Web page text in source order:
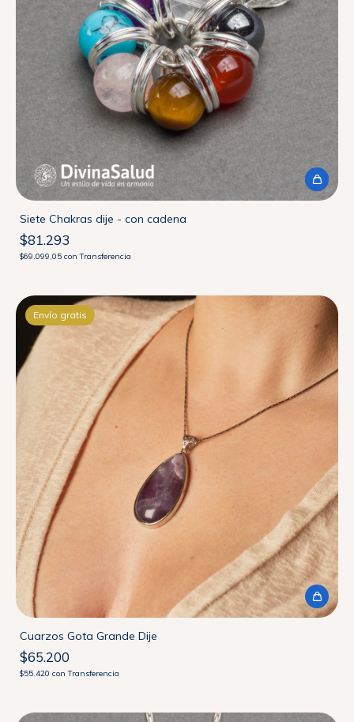
Siete Chakras dije - con cadena
$81.293
$69.099,05 con Transferencia
Envío gratis
Cuarzos Gota Grande Dije
$65.200
$55.420 con Transferencia